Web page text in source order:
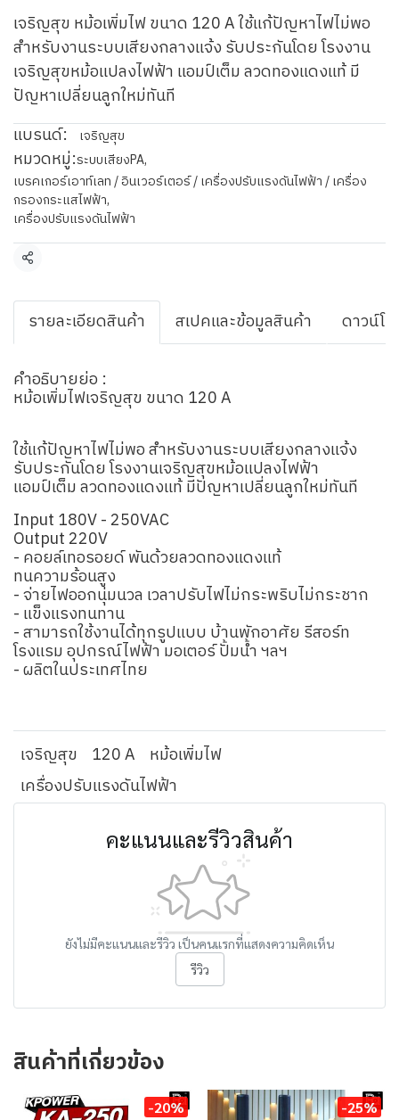
เจริญสุข หม้อเพิ่มไฟ ขนาด 120 A ใช้แก้ปัญหาไฟไม่พอ
สำหรับงานระบบเสียงกลางแจ้ง รับประกันโดย โรงงาน
เจริญสุขหม้อแปลงไฟฟ้า แอมป์เต็ม ลวดทองแดงแท้ มี
ปัญหาเปลี่ยนลูกใหม่ทันที
แบรนด์:
เจริญสุข
หมวดหมู่:ระบบเสียงPA,
เบรคเกอร์เอาท์เลท / อินเวอร์เตอร์ / เครื่องปรับแรงดันไฟฟ้า / เครื่อง
กรองกระแสไฟฟ้า,
เครื่องปรับแรงดันไฟฟ้า
แชร์
รายละเอียดสินค้า สเปคและข้อมูลสินค้า ดาวน์โ
คำอธิบายย่อ :
หม้อเพิ่มไฟเจริญสุข ขนาด 120 A
ใช้แก้ปัญหาไฟไม่พอ สำหรับงานระบบเสียงกลางแจ้ง
รับประกันโดย โรงงานเจริญสุขหม้อแปลงไฟฟ้า
แอมป์เต็ม ลวดทองแดงแท้ มีปัญหาเปลี่ยนลูกใหม่ทันที
Input 180V - 250VAC
Output 220V
- คอยล์เทอรอยด์ พันด้วยลวดทองแดงแท้
ทนความร้อนสูง
- จ่ายไฟออกนุ่มนวล เวลาปรับไฟไม่กระพริบไม่กระชาก
- แข็งแรงทนทาน
- สามารถใช้งานได้ทุกรูปแบบ บ้านพักอาศัย รีสอร์ท
โรงแรม อุปกรณ์ไฟฟ้า มอเตอร์ ปั้มน้ำ ฯลฯ
- ผลิตในประเทศไทย
เจริญสุข 120 A หม้อเพิ่มไฟ
เครื่องปรับแรงดันไฟฟ้า
คะแนนและรีวิวสินค้า
ยังไม่มีคะแนนและรีวิว เป็นคนแรกที่แสดงความคิดเห็น
รีวิว
สินค้าที่เกี่ยวข้อง
-20% -25%